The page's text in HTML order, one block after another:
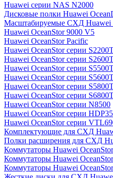
Huawei серии NAS N2000
Дисковые полки Huawei
Масштабируемые СХД Huawei
Huawei OceanStor 9000 V5
Huawei OceanStor Pacific
Huawei OceanStor серии
Huawei OceanStor серии
Huawei OceanStor серии
Huawei OceanStor серии
Huawei OceanStor серии
Huawei OceanStor серии
Huawei OceanStor серии N8500
Huawei OceanStor серии
Huawei OceanStor серии
Комплектующие для СХД
Полки расширения для СХД
Коммутаторы Huawei
Коммутаторы Huawei
Коммутаторы Huawei